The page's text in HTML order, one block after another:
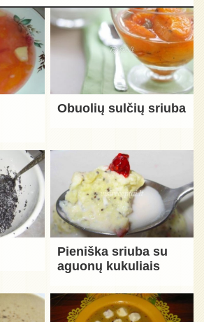
Obuolių sulčių sriuba
Pieniška sriuba su
aguonų kukuliais